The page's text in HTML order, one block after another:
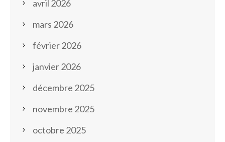
avril 2026
mars 2026
février 2026
janvier 2026
décembre 2025
novembre 2025
octobre 2025